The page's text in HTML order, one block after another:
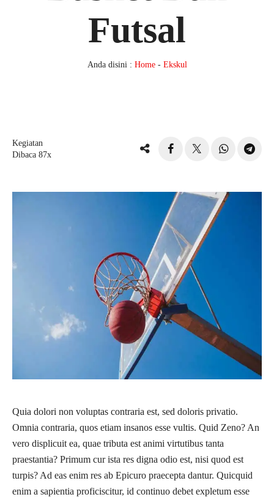
Futsal
Anda disini : Home- Ekskul
Kegiatan
Dibaca 87x
Quia dolori non voluptas contraria est, sed doloris privatio.
Omnia contraria, quos etiam insanos esse vultis. Quid Zeno? An
vero displicuit ea, quae tributa est animi virtutibus tanta
praestantia? Primum cur ista res digna odio est, nisi quod est
turpis? Ad eas enim res ab Epicuro praecepta dantur. Quicquid
enim a sapientia proficiscitur, id continuo debet expletum esse